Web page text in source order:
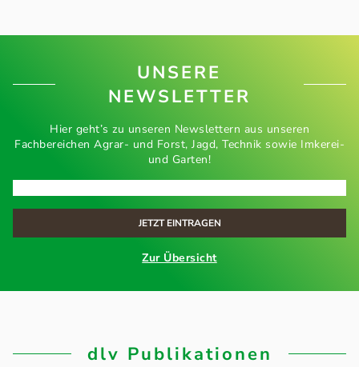
UNSERE
NEWSLETTER
Hier geht’s zu unseren Newslettern aus unseren
Fachbereichen Agrar- und Forst, Jagd, Technik sowie Imkerei-
und Garten!
Zur Übersicht
dlv Publikationen